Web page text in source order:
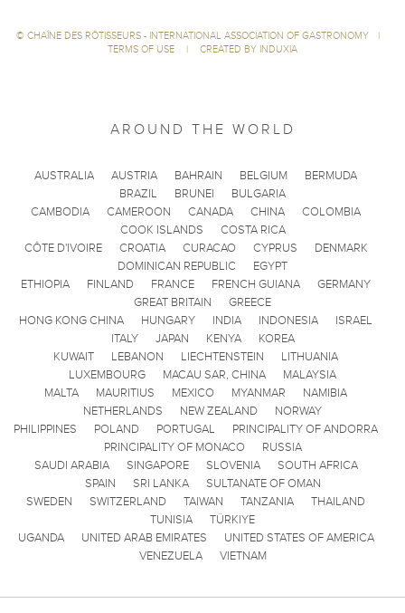
© CHAÎNE DES RÔTISSEURS - INTERNATIONAL ASSOCIATION OF GASTRONOMY
|
TERMS OF USE
| CREATED BY INDUXIA
AROUND THE WORLD
AUSTRALIA AUSTRIA BAHRAIN BELGIUM
BERMUDA
BRAZIL
BRUNEI
BULGARIA
CAMBODIA
CAMEROON CANADA CHINA
COLOMBIA
COOK ISLANDS
COSTA RICA
CÔTE D'IVOIRE
CROATIA CURACAO CYPRUS
DENMARK
DOMINICAN REPUBLIC
EGYPT
ETHIOPIA
FINLAND FRANCE FRENCH GUIANA
GERMANY
GREAT BRITAIN
GREECE
HONG KONG CHINA
HUNGARY INDIA INDONESIA
ISRAEL
ITALY
JAPAN KENYA
KOREA
KUWAIT
LEBANON LIECHTENSTEIN
LITHUANIA
LUXEMBOURG
MACAU SAR, CHINA
MALAYSIA
MALTA
MAURITIUS MEXICO MYANMAR
NAMIBIA
NETHERLANDS
NEW ZEALAND
NORWAY
PHILIPPINES
POLAND PORTUGAL
PRINCIPALITY OF ANDORRA
PRINCIPALITY OF MONACO
RUSSIA
SAUDI ARABIA
SINGAPORE SLOVENIA
SOUTH AFRICA
SPAIN
SRI LANKA
SULTANATE OF OMAN
SWEDEN
SWITZERLAND TAIWAN TANZANIA
THAILAND
TUNISIA
TÜRKIYE
UGANDA
UNITED ARAB EMIRATES
UNITED STATES OF AMERICA
VENEZUELA
VIETNAM